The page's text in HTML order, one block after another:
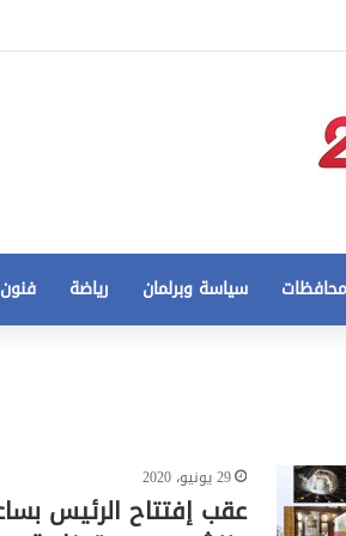
محافظات سياسة وبرلمان رياضة فنون
29 يونيو، 2020
تطورات جديدة في أزمة مخالفات